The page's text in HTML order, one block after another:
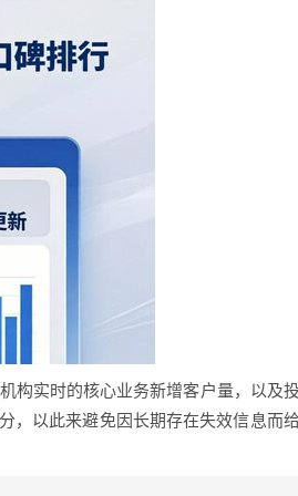
构实时的核心业务新增客户量，以及
，以此来避免因长期存在失效信息而